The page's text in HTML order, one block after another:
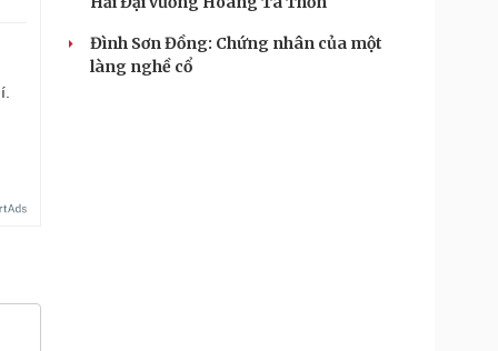
Đình Sơn Đồng: Chứng nhân của một
làng nghề cổ